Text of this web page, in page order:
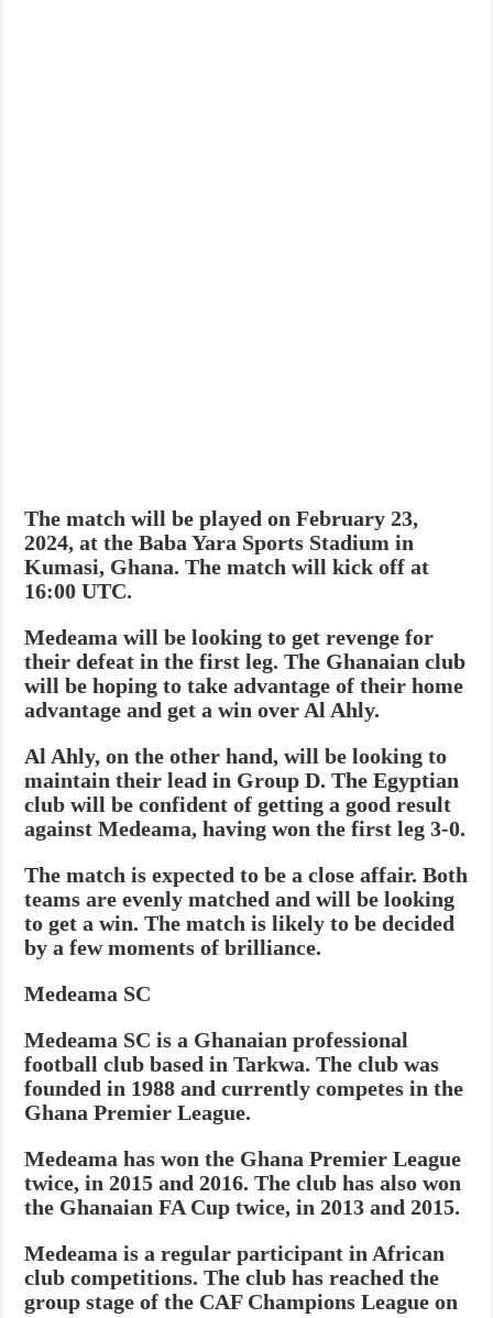
The match will be played on February 23,
2024, at the Baba Yara Sports Stadium in
Kumasi, Ghana. The match will kick off at
16:00 UTC.
Medeama will be looking to get revenge for
their defeat in the first leg. The Ghanaian club
will be hoping to take advantage of their home
advantage and get a win over Al Ahly.
Al Ahly, on the other hand, will be looking to
maintain their lead in Group D. The Egyptian
club will be confident of getting a good result
against Medeama, having won the first leg 3-0.
The match is expected to be a close affair. Both
teams are evenly matched and will be looking
to get a win. The match is likely to be decided
by a few moments of brilliance.
Medeama SC
Medeama SC is a Ghanaian professional
football club based in Tarkwa. The club was
founded in 1988 and currently competes in the
Ghana Premier League.
Medeama has won the Ghana Premier League
twice, in 2015 and 2016. The club has also won
the Ghanaian FA Cup twice, in 2013 and 2015.
Medeama is a regular participant in African
club competitions. The club has reached the
group stage of the CAF Champions League on